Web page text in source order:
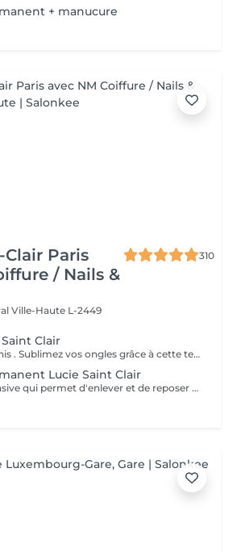
+ manucure
Paris
/ Nails &
310
Ville-Haute L-2449
Clair
Manucure sans vernis . Sublimez vos ongles grâce à cette technique naturelle qui comprend une mise en forme, une élimination tout en douceur de la cuticule. Les ongles retrouvent leur éclat naturel . Manucure avec vernis. Sublimez vos ongles grâce à cette technique naturelle qui comprend une mise en forme, une élimination tout en douceur de la cuticule. Finition complète et impeccable grâce a la pose de vernis.
Lucie Saint Clair
Technique non abrasive qui permet d'enlever et de reposer en douceur votre semi-permanent. Tenue ,brillance impeccable